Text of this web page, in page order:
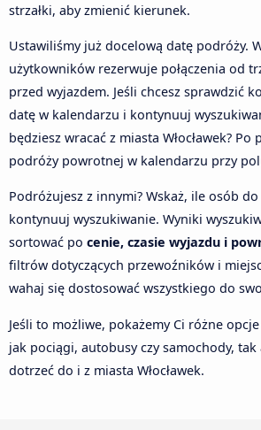
strzałki, aby zmienić kierunek.
Ustawiliśmy już docelową datę podróży.
użytkowników rezerwuje połączenia od
przed wyjazdem. Jeśli chcesz sprawdzić
datę w kalendarzu i kontynuuj
będziesz wracać z miasta Włocławek?
podróży powrotnej w kalendarzu przy
Podróżujesz z innymi? Wskaż, ile osób do
kontynuuj wyszukiwanie. Wyniki
sortować po cenie, czasie wyjazdu i
filtrów dotyczących przewoźników i
wahaj się dostosować wszystkiego do
Jeśli to możliwe, pokażemy Ci różne
jak pociągi, autobusy czy samochody, tak
dotrzeć do i z miasta Włocławek.